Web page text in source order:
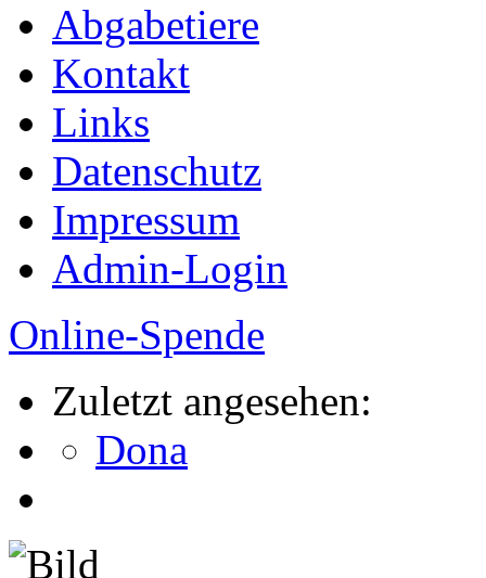
Abgabetiere
Kontakt
Links
Datenschutz
Impressum
Admin-Login
Online-Spende
Zuletzt angesehen:
Dona